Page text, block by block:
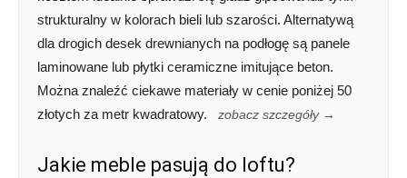
strukturalny w kolorach bieli lub szarości. Alternatywą
dla drogich desek drewnianych na podłogę są panele
laminowane lub płytki ceramiczne imitujące beton.
Można znaleźć ciekawe materiały w cenie poniżej 50
złotych za metr kwadratowy.
zobacz szczegóły →
Jakie meble pasują do loftu?